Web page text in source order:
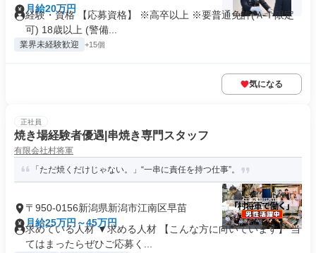
月給20万円
経験・資格 【応募資格】 ※高卒以上 ※要普通免許(ＡＴ限定
可) 18歳以上 (警備...
業界未経験歓迎 +15個
気になる
正社員
焼き場経験者優遇|串焼き専門スタッフ
有限会社村将軍
「ただ焼くだけじゃない。」“一串に責任を持つ仕事”。
〒950-0156新潟県新潟市江南区早苗
月給25万円～45万円
求めている人材 ▼求める人材 【こんな方に向いています】 当
てはまったらぜひご応募く...